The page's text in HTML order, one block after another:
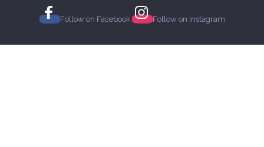
Follow on Facebook Follow on Instagram